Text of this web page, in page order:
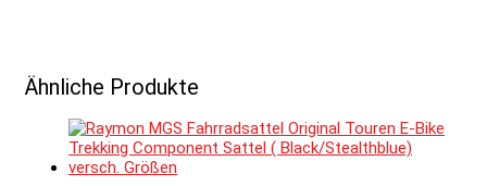
Ähnliche Produkte